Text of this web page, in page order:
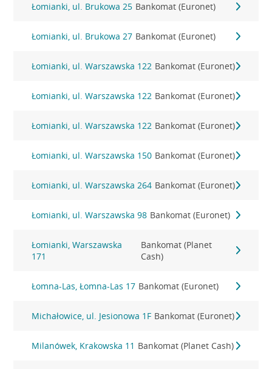
Łomianki, ul. Brukowa 25 Bankomat (Euronet)
Łomianki, ul. Brukowa 27 Bankomat (Euronet)
Łomianki, ul. Warszawska 122 Bankomat (Euronet)
Łomianki, ul. Warszawska 122 Bankomat (Euronet)
Łomianki, ul. Warszawska 122 Bankomat (Euronet)
Łomianki, ul. Warszawska 150 Bankomat (Euronet)
Łomianki, ul. Warszawska 264 Bankomat (Euronet)
Łomianki, ul. Warszawska 98 Bankomat (Euronet)
Łomianki, Warszawska
171
Bankomat (Planet
Cash)
Łomna-Las, Łomna-Las 17 Bankomat (Euronet)
Michałowice, ul. Jesionowa 1F Bankomat (Euronet)
Milanówek, Krakowska 11 Bankomat (Planet Cash)